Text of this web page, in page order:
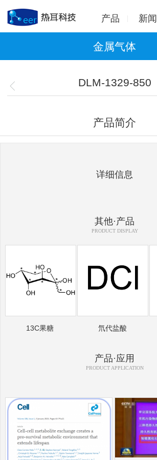
产品 新闻
金属气体
DLM-1329-850
产品简介
详细信息
其他·产品
PRODUCT DISPLAY
13C果糖 氘代盐酸
产品·应用
PRODUCT APPLICATION